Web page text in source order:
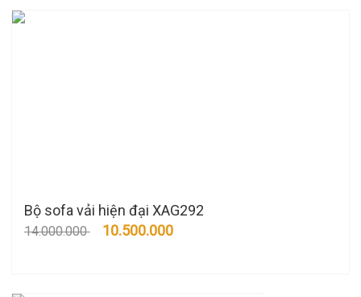
Bộ sofa vải hiện đại XAG292
14.000.000 10.500.000